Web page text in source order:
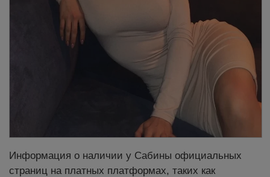
Информация о наличии у Сабины официальных
страниц на платных платформах, таких как